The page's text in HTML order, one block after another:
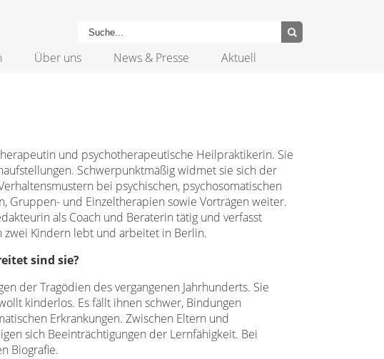
Über uns News & Presse Aktuell
und psychotherapeutische Heilpraktikerin. Sie
Schwerpunktmäßig widmet sie sich der
bei psychischen, psychosomatischen
Gruppen- und Einzeltherapien sowie Vorträgen weiter.
als Coach und Beraterin tätig und verfasst
zwei Kindern lebt und arbeitet in Berlin.
sind sie?
der Tragödien des vergangenen Jahrhunderts. Sie
kinderlos. Es fällt ihnen schwer, Bindungen
Erkrankungen. Zwischen Eltern und
sich Beeinträchtigungen der Lernfähigkeit. Bei
Biografie.